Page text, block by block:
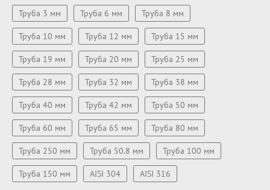
Труба 3 мм Труба 6 мм Труба 8 мм
Труба 10 мм Труба 12 мм Труба 15 мм
Труба 19 мм Труба 20 мм Труба 25 мм
Труба 28 мм Труба 32 мм Труба 38 мм
Труба 40 мм Труба 42 мм Труба 50 мм
Труба 60 мм Труба 65 мм Труба 80 мм
Труба 250 мм Труба 50.8 мм Труба 100 мм
Труба 150 мм AISI 304 AISI 316